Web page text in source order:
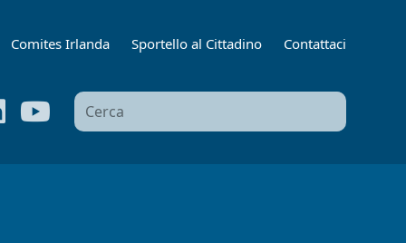
Comites Irlanda Sportello al Cittadino Contattaci
Ricerca
per: